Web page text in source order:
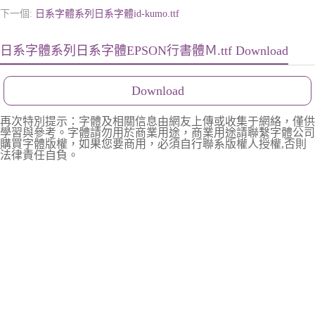
下一個: 日系字體系列日系字體id-kumo.ttf
日系字體系列日系字體EPSON行書體Ｍ.ttf Download
Download
再次特別提示：字體及相關信息由網友上傳或收集于網絡，僅供
學習與參考。字體請勿用於商業用途，商業用途請聯繫字體公司
購買字體版權，如果您要商用，必須自行聯系版權人授權,否則
法律責任自負。